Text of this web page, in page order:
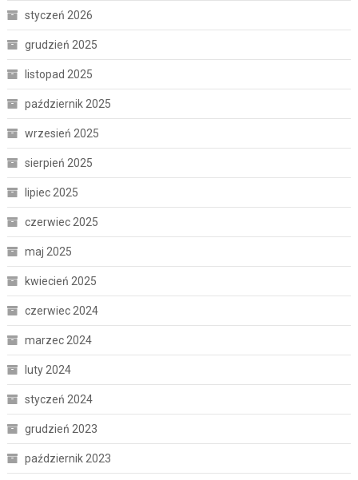
styczeń 2026
grudzień 2025
listopad 2025
październik 2025
wrzesień 2025
sierpień 2025
lipiec 2025
czerwiec 2025
maj 2025
kwiecień 2025
czerwiec 2024
marzec 2024
luty 2024
styczeń 2024
grudzień 2023
październik 2023